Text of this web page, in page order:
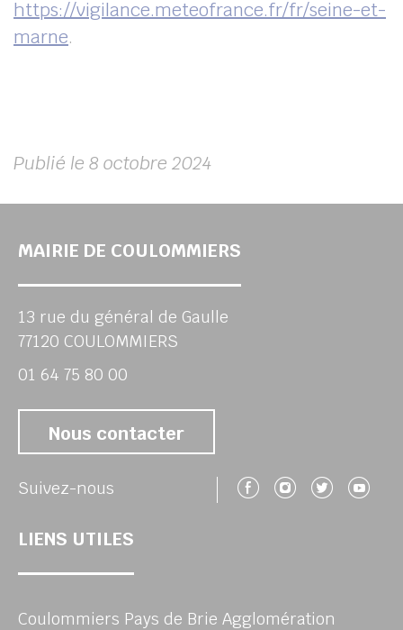
https://vigilance.meteofrance.fr/fr/seine-et-
marne.
Publié le 8 octobre 2024
MAIRIE DE COULOMMIERS
13 rue du général de Gaulle
77120 COULOMMIERS
01 64 75 80 00
Nous contacter
Suivez-nous Suivez-nous
Suivez-
LIENS UTILES
Coulommiers Pays de Brie Agglomération